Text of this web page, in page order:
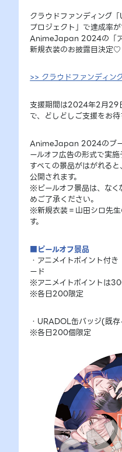
クラウドファンディング
プロジェクト」で達成率
AnimeJapan 2024の「ア
新規衣装のお披露目決定♡
>> クラウドファンディン
支援期間は2024年2月29
で、どしどしご支援をお
AnimeJapan 2024のブ
ールオフ広告の形式で実施
すべての景品がはがれる
公開されます。
※ピールオフ景品は、な
めご了承ください。
※新規衣装＝山田シロ先
す。
■ピールオフ景品
・アニメイトポイント付
ード
※アニメイトポイントは
※各日200限定
・URADOL缶バッジ(既
※各日200個限定